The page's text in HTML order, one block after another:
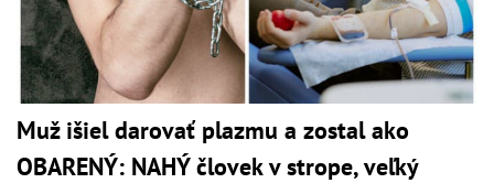
Muž išiel darovať plazmu a zostal ako
OBARENÝ: NAHÝ človek v strope, veľký